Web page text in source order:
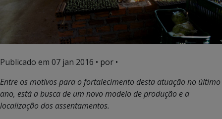
Publicado em 07 jan 2016 • por •
Entre os motivos para o fortalecimento desta atuação no último
ano, está a busca de um novo modelo de produção e a
localização dos assentamentos.